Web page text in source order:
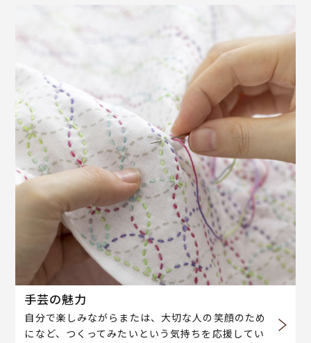
手芸の魅力
自分で楽しみながらまたは、大切な人の笑顔のため
になど、つくってみたいという気持ちを応援してい